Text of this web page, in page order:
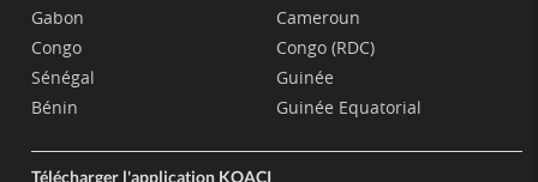
Gabon
Congo
Sénégal
Bénin
Cameroun
Congo (RDC)
Guinée
Guinée Equatorial
Télécharger l'application KOACI